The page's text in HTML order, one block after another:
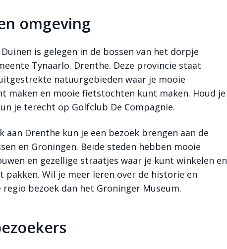
omgeving
is gelegen in de bossen van het dorpje
Tynaarlo. Drenthe. Deze provincie staat
natuurgebieden waar je mooie
maken en mooie fietstochten kunt maken. Houd je
je terecht op Golfclub De Compagnie.
aan Drenthe kun je een bezoek brengen aan de
en Groningen. Beide steden hebben mooie
en gezellige straatjes waar je kunt winkelen en
pakken. Wil je meer leren over de historie en
regio bezoek dan het Groninger Museum.